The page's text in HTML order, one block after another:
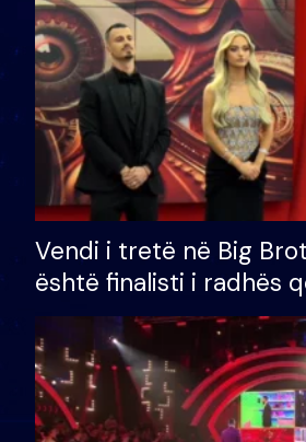
Vendi i tretë në Big
është finalisti i radhës